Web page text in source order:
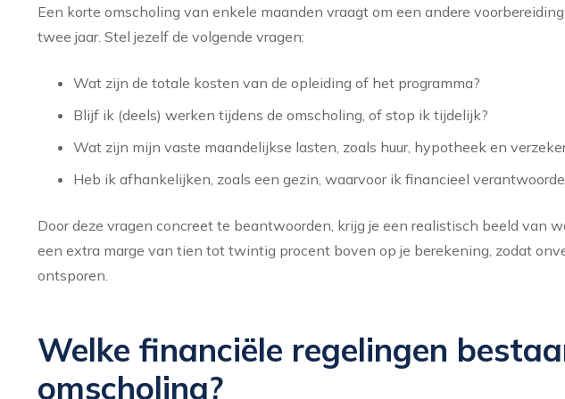
Een korte omscholing van enkele maanden vraagt om een andere
twee jaar. Stel jezelf de volgende vragen:
Wat zijn de totale kosten van de opleiding of het programma?
Blijf ik (deels) werken tijdens de omscholing, of stop ik tijdelijk?
Wat zijn mijn vaste maandelijkse lasten, zoals huur, hypotheek en
Heb ik afhankelijken, zoals een gezin, waarvoor ik financieel
Door deze vragen concreet te beantwoorden, krijg je een realistisch beeld van
een extra marge van tien tot twintig procent boven op je berekening, zodat
ontsporen.
Welke financiële regelingen
omscholing?